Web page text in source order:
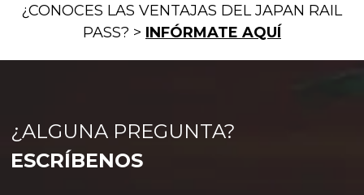
Nara y su corte imperial
A los pies del
Monte Fuji
¿CONOCES LAS VENTAJAS DEL JAPAN RAIL
PASS? > INFÓRMATE AQUÍ
¿ALGUNA PREGUNTA?
ESCRÍBENOS